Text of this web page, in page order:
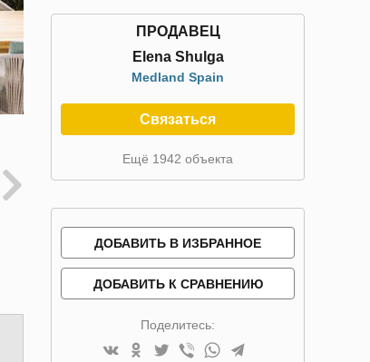
ПРОДАВЕЦ
Elena Shulga
Medland Spain
Связаться
Ещё 1942 объекта
ДОБАВИТЬ В ИЗБРАННОЕ
ДОБАВИТЬ К СРАВНЕНИЮ
Поделитесь: